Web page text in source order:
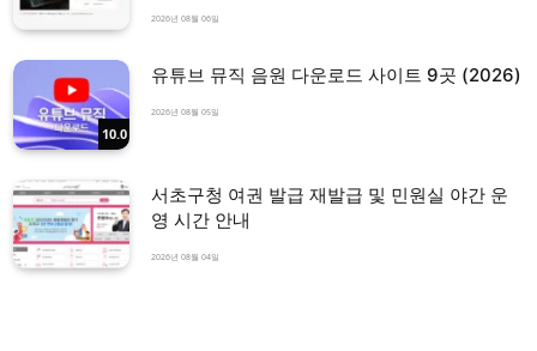
2026년 08월 06일
10.0
유튜브 뮤직 음원 다운로드 사이트 9곳 (2026)
2026년 08월 05일
서초구청 여권 발급 재발급 및 민원실 야간 운
영 시간 안내
2026년 08월 04일